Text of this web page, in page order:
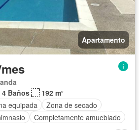
Apartamento
4 Baños
192 m²
equipada
Zona de secado
Completamente amueblado